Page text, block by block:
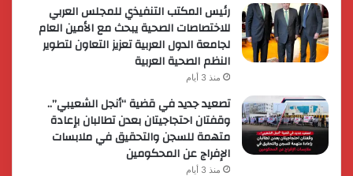
رئيس المكتب التنفيذي للمجلس العربي
للاختصاصات الصحية يبحث مع الأمين العام
لجامعة الدول العربية تعزيز التعاون لتطوير
النظم الصحية العربية
منذ 3 أيام
تصعيد جديد في قضية “أنجل الشعيبي”..
وقفتان احتجاجيتان بعدن تطالبان بإعادة
متهمة للسجن والتحقيق في ملابسات
الإفراج عن المحكومين
منذ 3 أيام